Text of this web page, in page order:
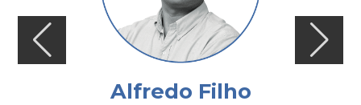
Alfredo Filho